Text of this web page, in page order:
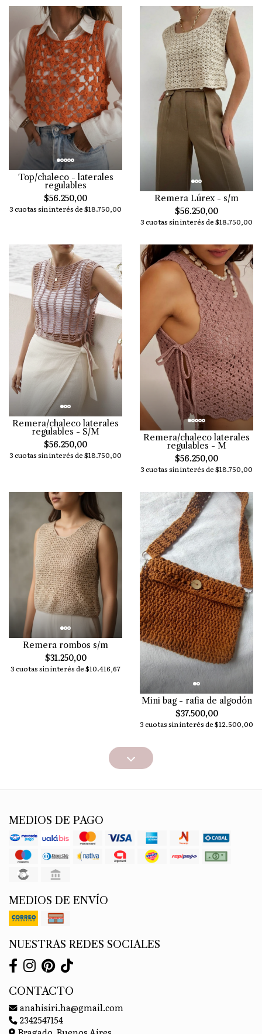
Top/chaleco - laterales
regulables
$56.250,00
3 cuotas sin interés de $18.750,00
Remera Lúrex - s/m
$56.250,00
3 cuotas sin interés de $18.750,00
Remera/chaleco laterales
regulables - S/M
$56.250,00
3 cuotas sin interés de $18.750,00
Remera/chaleco laterales
regulables - M
$56.250,00
3 cuotas sin interés de $18.750,00
Remera rombos s/m
$31.250,00
3 cuotas sin interés de $10.416,67
Mini bag - rafia de algodón
$37.500,00
3 cuotas sin interés de $12.500,00
MEDIOS DE PAGO
MEDIOS DE ENVÍO
NUESTRAS REDES SOCIALES
CONTACTO
anahisiri.ha@gmail.com
2342547154